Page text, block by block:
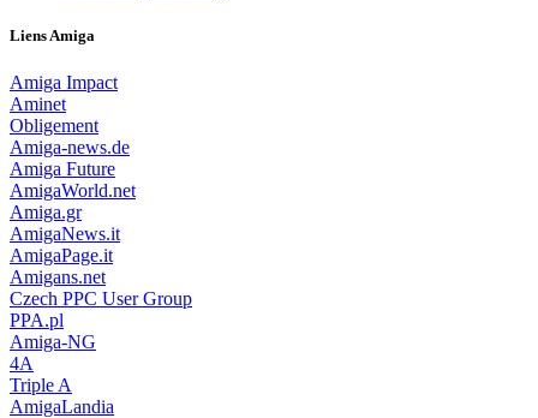
Liens Amiga
Amiga Impact
Aminet
Obligement
Amiga-news.de
Amiga Future
AmigaWorld.net
Amiga.gr
AmigaNews.it
AmigaPage.it
Amigans.net
Czech PPC User Group
PPA.pl
Amiga-NG
4A
Triple A
AmigaLandia